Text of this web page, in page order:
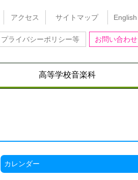
アクセス サイトマップ English
プライバシーポリシー等 お問い合わせ
高等学校音楽科
カレンダー